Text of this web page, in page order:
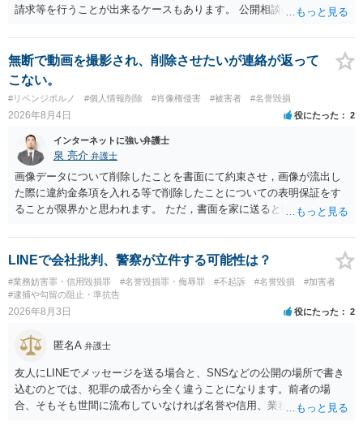
請求等を行うことが出来るケースもあります。 公開相談の場では回答
に個別に相談されると良いでしょう。
無断で動画を撮影され、削除させたいが連絡が返って
こない。
#リベンジポルノ #個人情報削除 #肖像権侵害 #被害者 #名誉毀損
2026年8月4日 役にたった 2
インターネットに強い弁護士
泉 亮介 弁護士
画像データについて削除したことを書面にて約束させ，画像が流出し
た際に違約金条項を入れる等で削除したことについての表明保証をす
ることが限界かと思われます。 ただ，書面を家に送ると家族に不貞行
除等を求めることは避けたほうが良いかと思われます。
LINEで会社批判、警察が立件する可能性は？
#業務妨害罪・信用毀損罪 #名誉毀損罪・侮辱罪 #不起訴 #名誉毀損
#加害者
#逮捕や勾留の阻止・準抗告
2026年8月3日 役にたった 2
匿名A 弁護士
友人にLINEでメッセージを送る場合と、SNSなどの公開の場所で書き
込むのとでは、犯罪の成否から全く違うことになります。前者の場
合、そもそも世間に流布していなければ名誉や信用、業務にかかる犯